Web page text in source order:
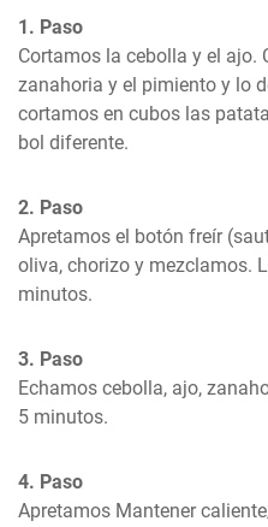
1. Paso
Cortamos la cebolla y el ajo.
zanahoria y el pimiento y lo
cortamos en cubos las
bol diferente.
2. Paso
Apretamos el botón freír
oliva, chorizo y mezclamos.
minutos.
3. Paso
Echamos cebolla, ajo,
5 minutos.
4. Paso
Apretamos Mantener